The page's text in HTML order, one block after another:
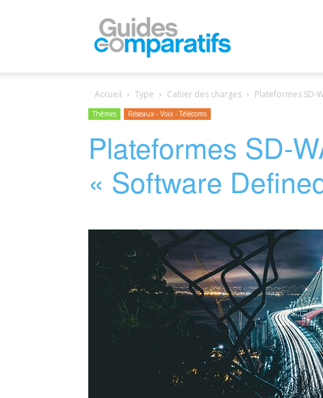
Accueil Type Cahier des charges Plateformes SD-
Thèmes Réseaux - Voix - Télécoms
Plateformes SD-
« Software